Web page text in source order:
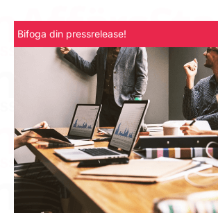
Bifoga din pressrelease!